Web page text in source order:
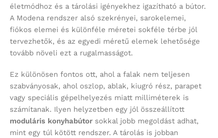
életmódhoz és a tárolási igényekhez igazítható a bútor.
A Modena rendszer alsó szekrényei, sarokelemei,
fiókos elemei és különféle méretei sokféle térbe jól
tervezhetők, és az egyedi méretű elemek lehetősége
tovább növeli ezt a rugalmasságot.
Ez különösen fontos ott, ahol a falak nem teljesen
szabványosak, ahol oszlop, ablak, kiugró rész, parapet
vagy speciális gépelhelyezés miatt milliméterek is
számítanak. Ilyen helyzetben egy jól összeállított
moduláris konyhabútor sokkal jobb megoldást adhat,
mint egy túl kötött rendszer. A tárolás is jobban